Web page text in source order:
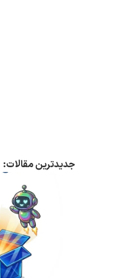
جدیدترین مقالات: